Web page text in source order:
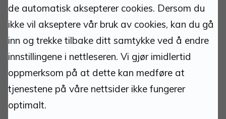
Bankkonto: 1813 52 30444
Bankkonto innbetaling faktura m/KID: 1813 52
30266
VIPPS: 518958
Kontakt:
de automatisk aksepterer cookies. Dersom du
ikke vil akseptere vår bruk av cookies, kan du gå
inn og trekke tilbake ditt samtykke ved å endre
innstillingene i nettleseren. Vi gjør imidlertid
oppmerksom på at dette kan medføre at
tjenestene på våre nettsider ikke fungerer
optimalt.